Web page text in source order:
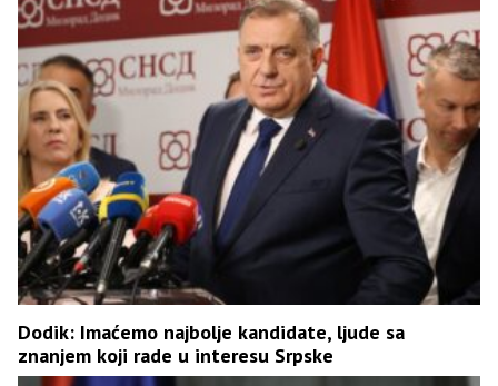
Dodik: Imaćemo najbolje kandidate, ljude sa
znanjem koji rade u interesu Srpske